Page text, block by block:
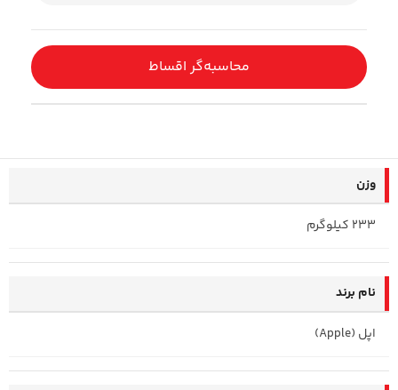
محاسبه‌گر اقساط
وزن
233 کیلوگرم
نام برند
اپل (Apple)